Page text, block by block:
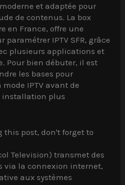
et adaptée pour
de contenus. La box
en France, offre une
paramétrer IPTV SFR, grâce
plusieurs applications et
Pour bien débuter, il est
les bases pour
mode IPTV avant de
installation plus
this post, don't forget to
Television) transmet des
via la connexion internet,
aux systèmes